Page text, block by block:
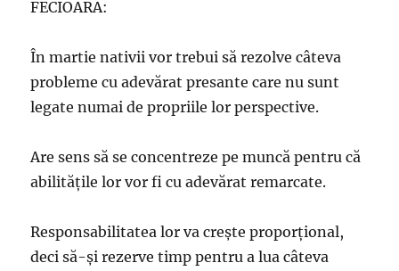
FECIOARA:
În martie nativii vor trebui să rezolve câteva
probleme cu adevărat presante care nu sunt
legate numai de propriile lor perspective.
Are sens să se concentreze pe muncă pentru că
abilitățile lor vor fi cu adevărat remarcate.
Responsabilitatea lor va crește proporțional,
deci să-şi rezerve timp pentru a lua câteva